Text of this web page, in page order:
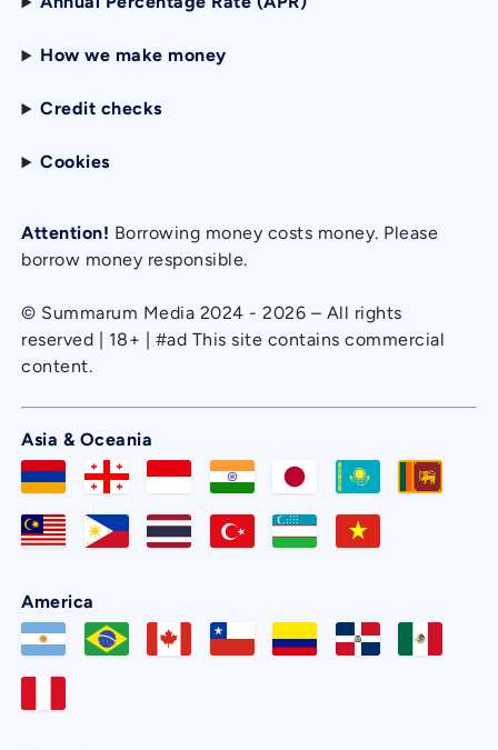
How we make money
Credit checks
Cookies
Attention! Borrowing money costs money. Please
borrow money responsible.
© Summarum Media 2024 - 2026 – All rights
reserved | 18+ | #ad This site contains commercial
content.
Asia & Oceania
America